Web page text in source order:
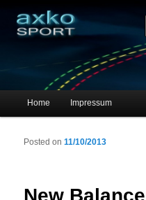
axko-sport –
Main menu
Skip to primary content
Skip to secondary content
Home Impressum
New
Posted on11/10/2013